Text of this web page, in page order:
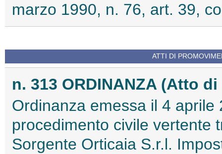
marzo 1990, n. 76, art. 39,
ATTI DI
n. 313 ORDINANZA (Atto
Ordinanza emessa il 4
procedimento civile vertente
Sorgente Orticaia S.r.l.